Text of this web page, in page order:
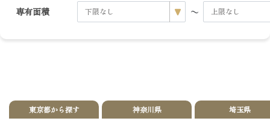
専有面積 〜
東京都から探す 神奈川県 埼玉県